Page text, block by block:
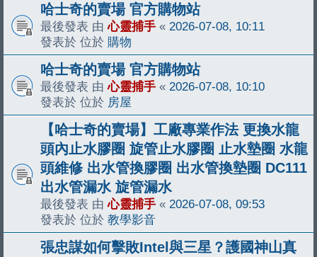
哈士奇的賣場 官方購物站
最後發表 由心靈捕手 « 2026-07-08, 10:11
發表於 位於 購物
哈士奇的賣場 官方購物站
最後發表 由心靈捕手 « 2026-07-08, 10:10
發表於 位於 房屋
【哈士奇的賣場】工廠專業作法 更換水龍
頭內止水膠圈 旋管止水膠圈 止水墊圈 水龍
頭維修 出水管換膠圈 出水管換墊圈 DC111
出水管漏水 旋管漏水
最後發表 由心靈捕手 « 2026-07-08, 09:53
發表於 位於 教學影音
張忠謀如何擊敗Intel與三星？護國神山真